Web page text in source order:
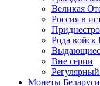
Великая
Россия в
Рода
Вне серии
Монеты Беларуси